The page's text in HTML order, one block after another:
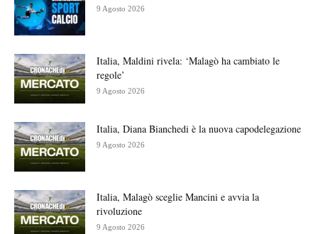
9 Agosto 2026
Italia, Maldini rivela: ‘Malagò ha cambiato le
regole’
9 Agosto 2026
Italia, Diana Bianchedi è la nuova capodelegazione
9 Agosto 2026
Italia, Malagò sceglie Mancini e avvia la
rivoluzione
9 Agosto 2026